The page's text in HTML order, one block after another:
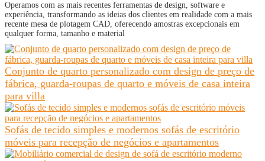
Operamos com as mais recentes ferramentas de design, software e
experiência, transformando as ideias dos clientes em realidade com a mais
recente mesa de plotagem CAD, oferecendo amostras excepcionais em
qualquer forma, tamanho e material
Conjunto de quarto personalizado com design de preço de
fábrica, guarda-roupas de quarto e móveis de casa inteira
para villa
Sofás de tecido simples e modernos sofás de escritório
móveis para recepção de negócios e apartamentos